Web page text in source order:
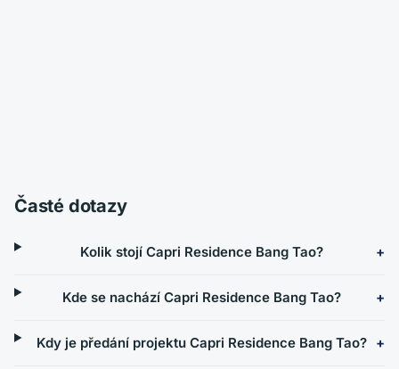
Časté dotazy
Kolik stojí Capri Residence Bang Tao?
Kde se nachází Capri Residence Bang Tao?
Kdy je předání projektu Capri Residence Bang Tao?